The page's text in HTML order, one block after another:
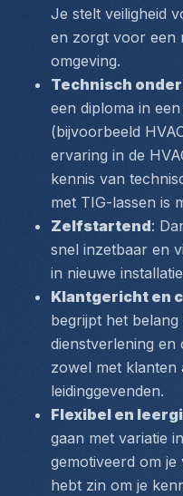
Je stelt veiligheid
en zorgt voor een
omgeving.
Technisch
een diploma in
(bijvoorbeeld
ervaring in de
kennis van
met TIG-lassen is
Zelfstartend:
snel inzetbaar en
in nieuwe
Klantgericht en
begrijpt het
dienstverlening
zowel met klanten
leidinggevenden.
Flexibel en
gaan met variatie
gemotiveerd om
hebt zin om je